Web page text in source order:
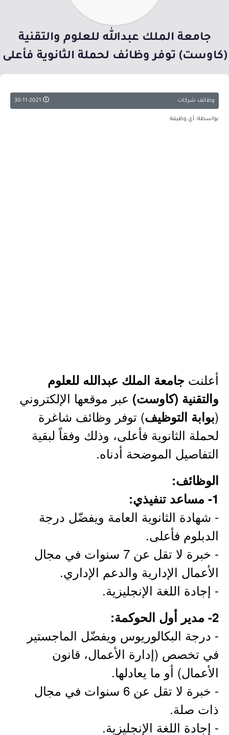
جامعة الملك عبدالله للعلوم والتقنية
(كاوست) توفر وظائف لحملة الثانوية فأعلى
وظائف شركات
بواسطة: أي وظيفة
أعلنت جامعة الملك عبدالله للعلوم
والتقنية (كاوست) عبر موقعها الإلكتروني
(بوابة التوظيف) توفر وظائف شاغرة
لحملة الثانوية فأعلى، وذلك وفقاً لبقية
التفاصيل الموضحة أدناه.
الوظائف:
1- مساعد تنفيذي:
- شهادة الثانوية العامة ويفضّل درجة
الدبلوم فأعلى.
- خبرة لا تقل عن 7 سنوات في مجال
الأعمال الإدارية والدعم الإداري.
- إجادة اللغة الإنجليزية.
2- مدير أول الحوكمة:
- درجة البكالوريوس ويفضّل الماجستير
في تخصص (إدارة الأعمال، قانون
الأعمال) أو ما يعادلها.
- خبرة لا تقل عن 6 سنوات في مجال
ذات صلة.
- إجادة اللغة الإنجليزية.